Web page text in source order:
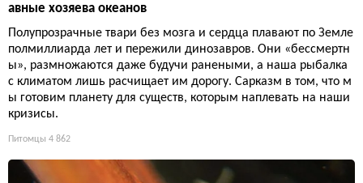
авные хозяева океанов
Полупрозрачные твари без мозга и сердца плавают по Земле
полмиллиарда лет и пережили динозавров. Они «бессмертн
ы», размножаются даже будучи ранеными, а наша рыбалка
с климатом лишь расчищает им дорогу. Сарказм в том, что м
ы готовим планету для существ, которым наплевать на наши
кризисы.
Питомцы 4 862